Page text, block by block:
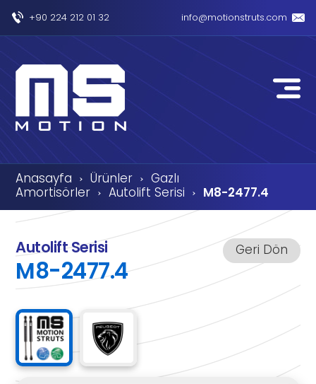
+90 224 212 01 32 info@motionstruts.com
Anasayfa › Ürünler › Gazlı
Amortisörler › Autolift Serisi › M8-2477.4
Geri Dön
Autolift Serisi
M8-2477.4